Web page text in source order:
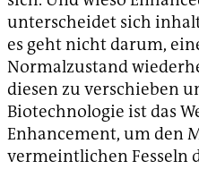
unterscheidet sich
es geht nicht darum,
Normalzustand
diesen zu verschieben
Biotechnologie ist das
Enhancement, um den
vermeintlichen Fesseln